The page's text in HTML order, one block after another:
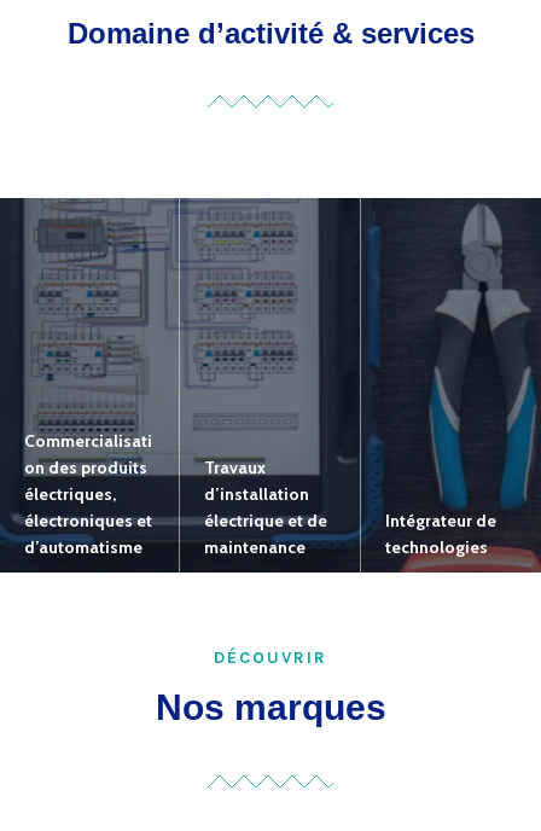
Domaine d’activité & services
Commercialisati
on des produits
électriques,
électroniques et
d’automatisme
Travaux
d’installation
électrique et de
maintenance
Intégrateur de
technologies
DÉCOUVRIR
Nos marques